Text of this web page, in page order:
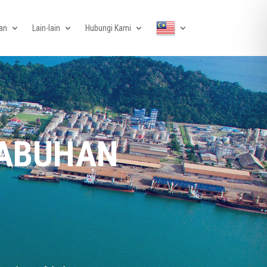
Lain-lain Hubungi Kami